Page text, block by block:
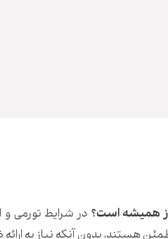
در شرایط تورمی و
هستند، بدون آنکه نیاز به